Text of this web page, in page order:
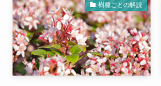
樹種ごとの解説